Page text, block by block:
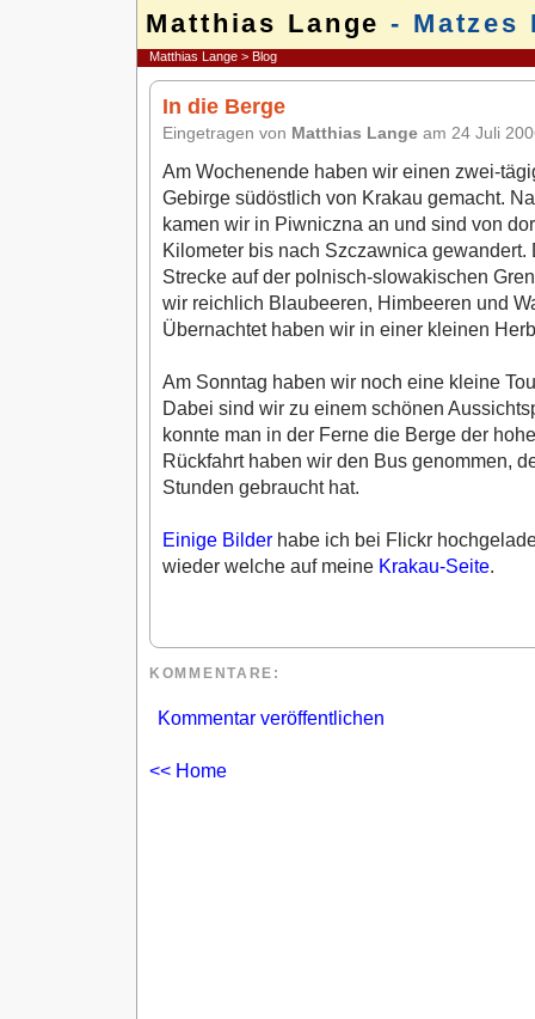
Matthias Lange - Matzes
Matthias Lange > Blog
In die Berge
Eingetragen von Matthias Lange am 24 Juli
Am Wochenende haben wir einen zwei-
Gebirge südöstlich von Krakau gemacht.
kamen wir in Piwniczna an und sind von
Kilometer bis nach Szczawnica
Strecke auf der polnisch-slowakischen
wir reichlich Blaubeeren, Himbeeren und
Übernachtet haben wir in einer kleinen
Am Sonntag haben wir noch eine kleine
Dabei sind wir zu einem schönen
konnte man in der Ferne die Berge der
Rückfahrt haben wir den Bus genommen,
Stunden gebraucht hat.
Einige Bilder habe ich bei Flickr
wieder welche auf meine Krakau-Seite.
KOMMENTARE :
Kommentar veröffentlichen
<< Home